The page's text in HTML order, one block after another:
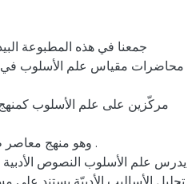
جمعنا في هذه المطبوعة
محاضرات مقياس علم الأسلوب في
مركّزين على علم الأسلوب
وهو منهج معاصر
يدرس علم الأسلوب النصوص